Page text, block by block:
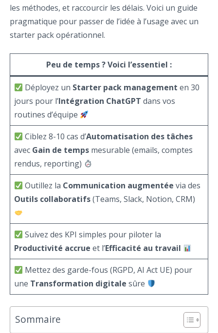
les méthodes, et raccourcir les délais. Voici un guide
pragmatique pour passer de l’idée à l’usage avec un
starter pack opérationnel.
Peu de temps ? Voici l’essentiel :
Déployez un Starter pack management en 30
jours pour l’Intégration ChatGPT dans vos
routines d’équipe
Ciblez 8-10 cas d’Automatisation des tâches
avec Gain de temps mesurable (emails, comptes
rendus, reporting)
Outillez la Communication augmentée via des
Outils collaboratifs(Teams, Slack, Notion, CRM)
Suivez des KPI simples pour piloter la
Productivité accrue et l’Efficacité au travail
Mettez des garde-fous (RGPD, AI Act UE) pour
une Transformation digitale sûre
Sommaire